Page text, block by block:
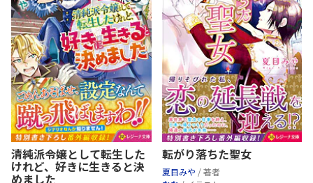
清純派令嬢として転生した
けれど、好きに生きると決
めました
転がり落ちた聖女
夏目みや / 著者